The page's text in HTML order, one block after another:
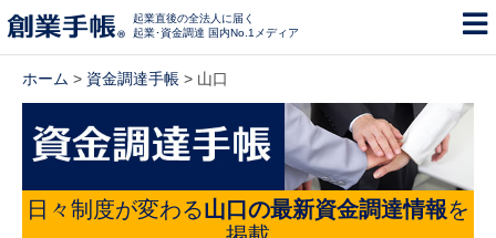
起業直後の全法人に届く
起業･資金調達 国内No.1メディア
ホーム > 資金調達手帳 > 山口
日々制度が変わる山口の最新資金調達情報を